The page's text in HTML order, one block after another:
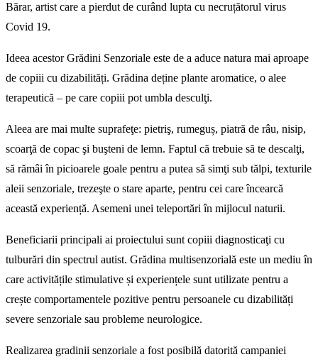
Bărar, artist care a pierdut de curând lupta cu necruțătorul virus
Covid 19.
Ideea acestor Grădini Senzoriale este de a aduce natura mai aproape
de copiii cu dizabilități. Grădina deține plante aromatice, o alee
terapeutică – pe care copiii pot umbla desculţi.
Aleea are mai multe suprafeţe: pietriş, rumeguș, piatră de râu, nisip,
scoarţă de copac şi buşteni de lemn. Faptul că trebuie să te descalţi,
să rămâi în picioarele goale pentru a putea să simţi sub tălpi, texturile
aleii senzoriale, trezeşte o stare aparte, pentru cei care încearcă
această experiență. Asemeni unei teleportări în mijlocul naturii.
Beneficiarii principali ai proiectului sunt copiii diagnosticaţi cu
tulburări din spectrul autist. Grădina multisenzorială este un mediu în
care activitățile stimulative și experiențele sunt utilizate pentru a
crește comportamentele pozitive pentru persoanele cu dizabilități
severe senzoriale sau probleme neurologice.
Realizarea gradinii senzoriale a fost posibilă datorită campaniei